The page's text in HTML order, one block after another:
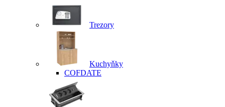
Trezory
Kuchyňky
COFDATE